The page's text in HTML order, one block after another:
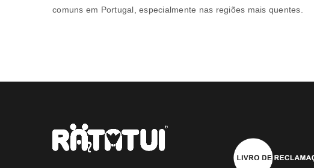
comuns em Portugal, especialmente nas regiões mais quentes.